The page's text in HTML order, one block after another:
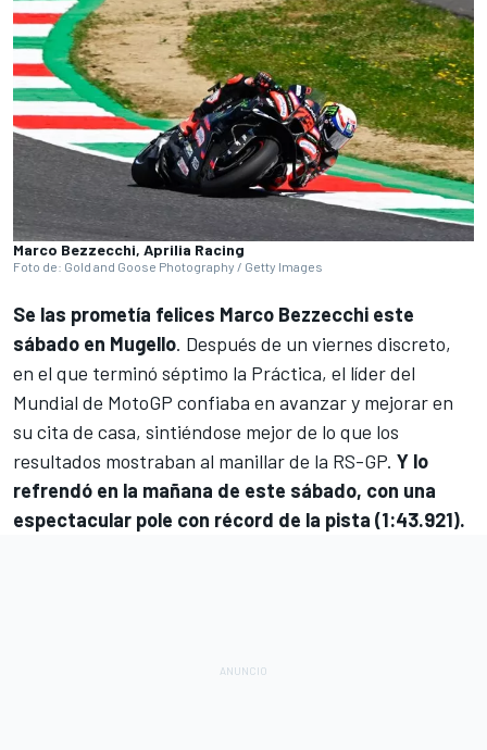
Marco Bezzecchi, Aprilia Racing
Foto de: Gold and Goose Photography / Getty Images
Se las prometía felices Marco Bezzecchi este
sábado en Mugello. Después de un viernes discreto,
en el que terminó séptimo la Práctica, el líder del
Mundial de MotoGP confiaba en avanzar y mejorar en
su cita de casa, sintiéndose mejor de lo que los
resultados mostraban al manillar de la RS-GP. Y lo
refrendó en la mañana de este sábado, con una
espectacular pole con récord de la pista (1:43.921).